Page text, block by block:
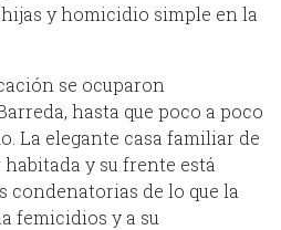
y homicidio simple en la
se ocuparon
hasta que poco a poco
La elegante casa familiar de
y su frente está
de lo que la
femicidios y a su